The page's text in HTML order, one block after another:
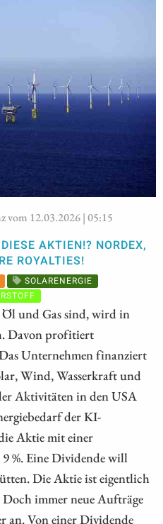
vom 12.03.2026 | 05:15
AKTIEN!? NORDEX,
ROYALTIES!
SOLARENERGIE
und Gas sind, wird in
Davon profitiert
Unternehmen finanziert
Wind, Wasserkraft und
Aktivitäten in den USA
der KI-
Aktie mit einer
%. Eine Dividende will
Die Aktie ist eigentlich
immer neue Aufträge
an. Von einer Dividende